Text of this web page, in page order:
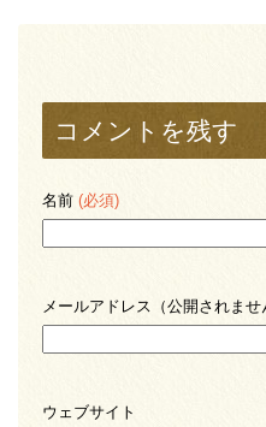
コメントを残す
名前 (必須)
メールアドレス（公開されませ
ウェブサイト